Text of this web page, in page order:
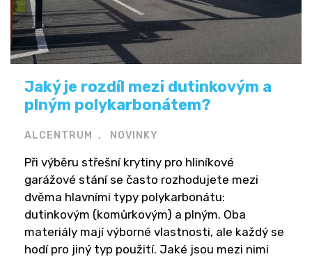
Jaký je rozdíl mezi dutinkovým a
plným polykarbonátem?
ALCENTRUM NOVINKY
Při výběru střešní krytiny pro hliníkové
garážové stání se často rozhodujete mezi
dvěma hlavními typy polykarbonátu:
dutinkovým (komůrkovým) a plným. Oba
materiály mají výborné vlastnosti, ale každý se
hodí pro jiný typ použití. Jaké jsou mezi nimi